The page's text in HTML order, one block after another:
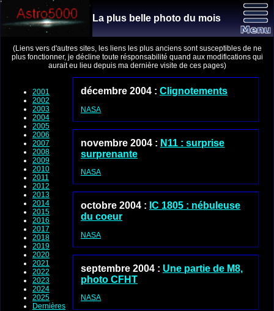
La plus belle photo du mois
(Liens vers d'autres sites, les liens les plus anciens sont susceptibles de ne
plus fonctionner, je décline toute résponsabilité quand aux modifications qui
aurait eu lieu depuis ma dernière visite de ces pages)
2001
2002
2003
2004
2005
2006
2007
2008
2009
2010
2011
2012
2013
2014
2015
2016
2017
2018
2019
2020
2021
2022
2023
2024
2025
Dernières
décembre 2004 : Clignotements
NASA
novembre 2004 : N11 : surprise
surprenante
NASA
octobre 2004 : IC 1805 : nébuleuse
du coeur
NASA
septembre 2004 : Une partie de M8,
photo CFHT
NASA